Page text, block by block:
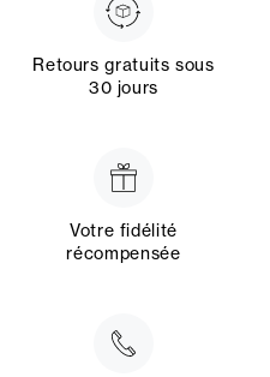
Retours gratuits sous
30 jours
Votre fidélité
récompensée